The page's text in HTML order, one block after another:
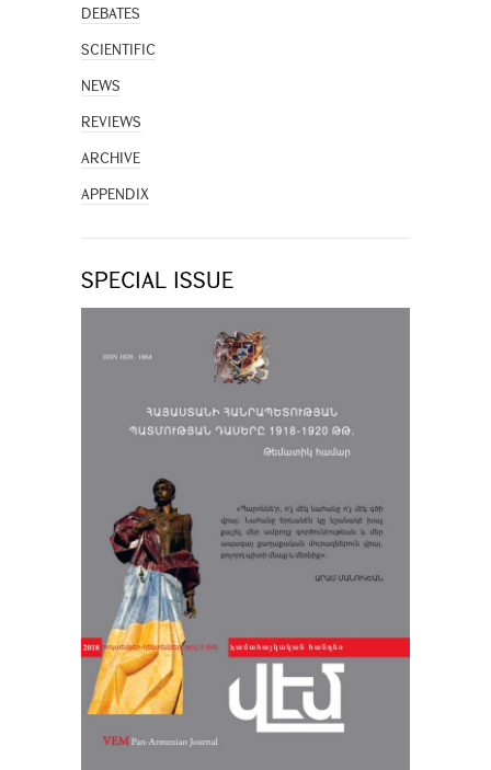
DEBATES
SCIENTIFIC
NEWS
REVIEWS
ARCHIVE
APPENDIX
SPECIAL ISSUE